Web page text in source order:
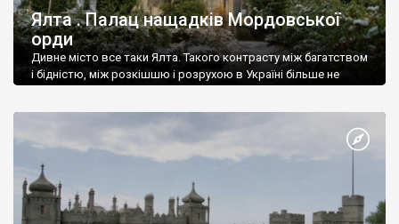
Ялта . Палац нащадків Мордовської
орди
Дивне місто все таки Ялта. Такого контрасту між багатством
і бідністю, між розкішшю і розрухою в Україні більше не